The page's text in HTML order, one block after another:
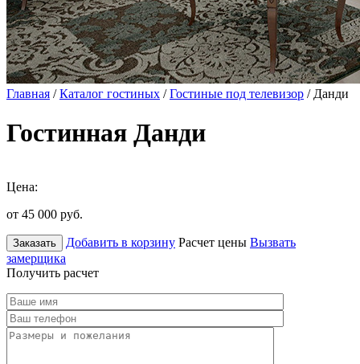
Главная /Каталог гостиных /Гостиные под телевизор / Данди
Гостинная Данди
Цена:
от 45 000 руб.
Заказать Добавить в корзину Расчет цены Вызвать
замерщика
Получить расчет